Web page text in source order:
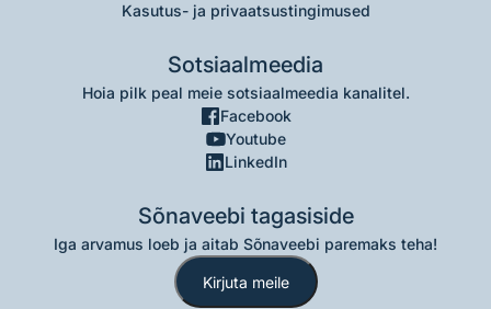
Kasutus- ja privaatsustingimused
Sotsiaalmeedia
Hoia pilk peal meie sotsiaalmeedia kanalitel.
Facebook
Youtube
LinkedIn
Sõnaveebi tagasiside
Iga arvamus loeb ja aitab Sõnaveebi paremaks teha!
Kirjuta meile